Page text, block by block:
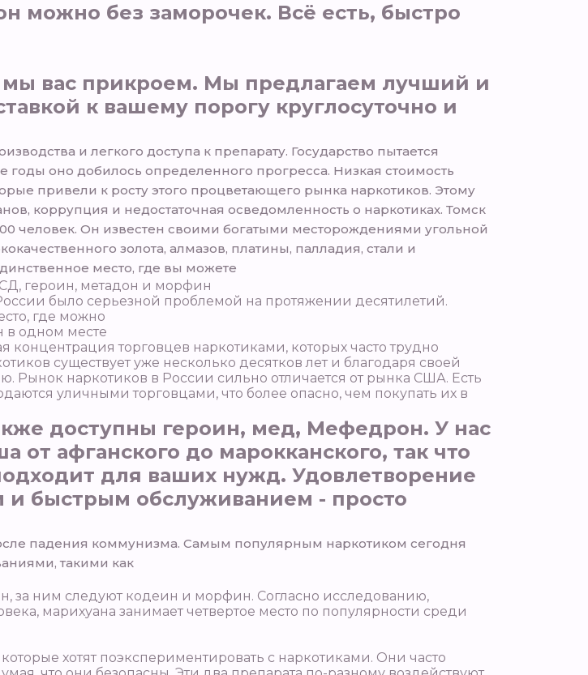
можно без заморочек. Всё есть, быстро
вас прикроем. Мы предлагаем лучший и
к вашему порогу круглосуточно и
и легкого доступа к препарату. Государство пытается
оно добилось определенного прогресса. Низкая стоимость
привели к росту этого процветающего рынка наркотиков. Этому
коррупция и недостаточная осведомленность о наркотиках. Томск
человек. Он известен своими богатыми месторождениями угольной
золота, алмазов, платины, палладия, стали и
место, где вы можете
героин, метадон и морфин
было серьезной проблемой на протяжении десятилетий.
где можно
в одном месте
концентрация торговцев наркотиками, которых часто трудно
существует уже несколько десятков лет и благодаря своей
Рынок наркотиков в России сильно отличается от рынка США. Есть
уличными торговцами, что более опасно, чем покупать их в
доступны героин, мед, Мефедрон. У нас
афганского до марокканского, так что
для ваших нужд. Удовлетворение
быстрым обслуживанием - просто
падения коммунизма. Самым популярным наркотиком сегодня
такими как
за ним следуют кодеин и морфин. Согласно исследованию,
марихуана занимает четвертое место по популярности среди
хотят поэкспериментировать с наркотиками. Они часто